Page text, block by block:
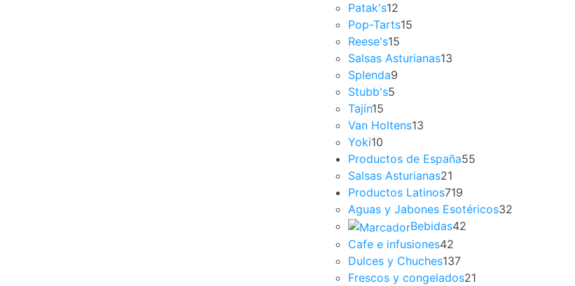
Patak's12
Pop-Tarts15
Reese's15
Salsas Asturianas13
Splenda9
Stubb's5
Tajín15
Van Holtens13
Yoki10
Productos de España55
Salsas Asturianas21
Productos Latinos719
Aguas y Jabones Esotéricos32
Bebidas42
Cafe e infusiones42
Dulces y Chuches137
Frescos y congelados21